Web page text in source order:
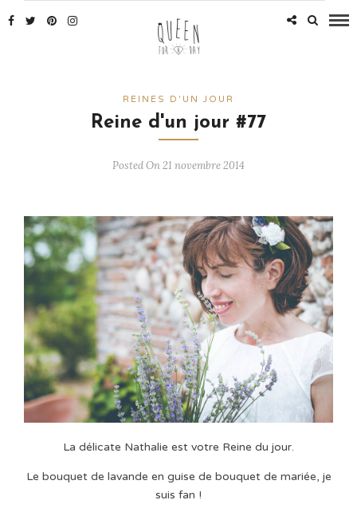
REINES D'UN JOUR
Reine d'un jour #77
Posted On 21 novembre 2014
La délicate Nathalie est votre Reine du jour.
Le bouquet de lavande en guise de bouquet de mariée, je
suis fan !